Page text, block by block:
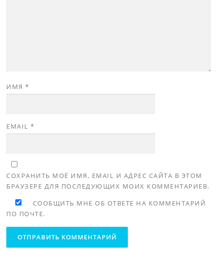
ИМЯ*
EMAIL*
СОХРАНИТЬ МОЁ ИМЯ, EMAIL И АДРЕС САЙТА В ЭТОМ
БРАУЗЕРЕ ДЛЯ ПОСЛЕДУЮЩИХ МОИХ КОММЕНТАРИЕВ.
СООБЩИТЬ МНЕ ОБ ОТВЕТЕ НА КОММЕНТАРИЙ
ПО ПОЧТЕ.